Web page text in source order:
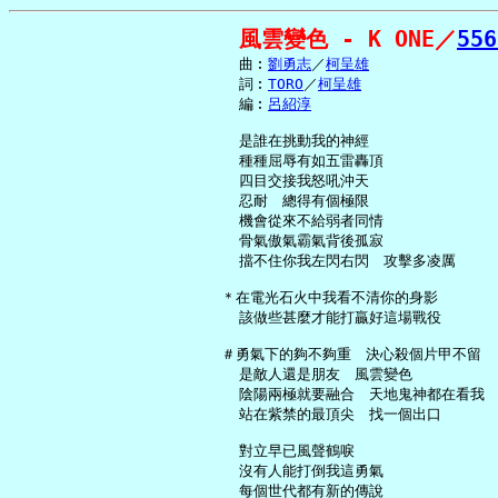
風雲變色 - K ONE／
     曲︰
劉勇志／柯呈雄
     詞︰
TORO ／柯呈雄
     編︰
呂紹淳
     是誰在挑動我的神經
     種種屈辱有如五雷轟頂
     四目交接我怒吼沖天
     忍耐　總得有個極限
     機會從來不給弱者同情
     骨氣傲氣霸氣背後孤寂
     擋不住你我左閃右閃　攻擊多凌厲
   ＊在電光石火中我看不清你的身影
     該做些甚麼才能打贏好這場戰役
   ＃勇氣下的夠不夠重　決心殺個片甲不留
     是敵人還是朋友　風雲變色
     陰陽兩極就要融合　天地鬼神都在看我
     站在紫禁的最頂尖　找一個出口
     對立早已風聲鶴唳
     沒有人能打倒我這勇氣
     每個世代都有新的傳說